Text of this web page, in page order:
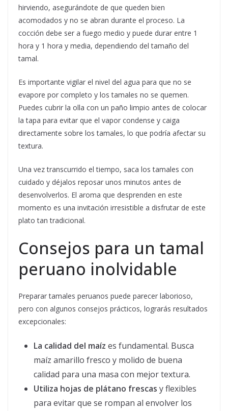
hirviendo, asegurándote de que queden bien
acomodados y no se abran durante el proceso. La
cocción debe ser a fuego medio y puede durar entre 1
hora y 1 hora y media, dependiendo del tamaño del
tamal.
Es importante vigilar el nivel del agua para que no se
evapore por completo y los tamales no se quemen.
Puedes cubrir la olla con un paño limpio antes de colocar
la tapa para evitar que el vapor condense y caiga
directamente sobre los tamales, lo que podría afectar su
textura.
Una vez transcurrido el tiempo, saca los tamales con
cuidado y déjalos reposar unos minutos antes de
desenvolverlos. El aroma que desprenden en este
momento es una invitación irresistible a disfrutar de este
plato tan tradicional.
Consejos para un tamal
peruano inolvidable
Preparar tamales peruanos puede parecer laborioso,
pero con algunos consejos prácticos, lograrás resultados
excepcionales:
La calidad del maíz es fundamental. Busca
maíz amarillo fresco y molido de buena
calidad para una masa con mejor textura.
Utiliza hojas de plátano frescas y flexibles
para evitar que se rompan al envolver los